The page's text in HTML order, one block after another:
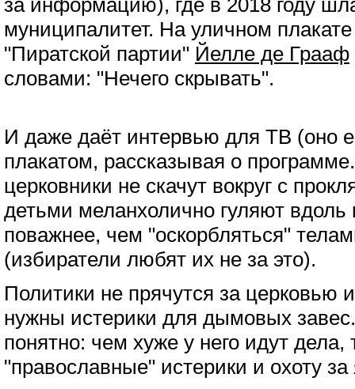
за информацию), где в 2018 году
муниципалитет. На уличном плакате
"Пиратской партии" Йелле де Грааф
словами: "Нечего скрывать".
И даже даёт интервью для ТВ (оно
плакатом, рассказывая о
церковники не скачут вокруг с
детьми меланхолично гуляют вдоль
поважнее, чем "оскорбляться"
(избиратели любят их не за это).
Политики не прячутся за церковью
нужны истерики для дымовых
понятно: чем хуже у него идут
"православные" истерики и охоту